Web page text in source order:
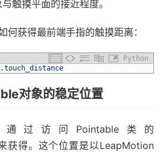
触摸平面的接近程度。
何获得最前端手指的触摸距离：
Python
.touch_distance
对象的稳定位置
过访问Pointable类的
获得。这个位置是以LeapMotion